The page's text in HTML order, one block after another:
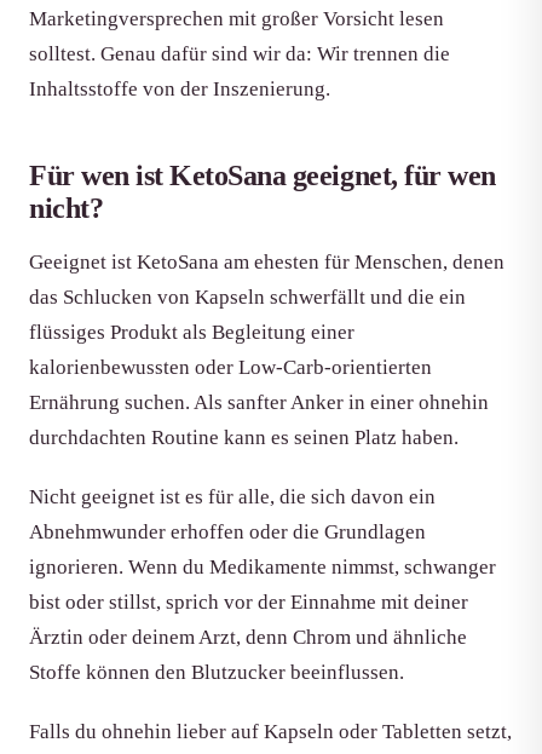
Marketingversprechen mit großer Vorsicht lesen
solltest. Genau dafür sind wir da: Wir trennen die
Inhaltsstoffe von der Inszenierung.
Für wen ist KetoSana geeignet, für wen
nicht?
Geeignet ist KetoSana am ehesten für Menschen, denen
das Schlucken von Kapseln schwerfällt und die ein
flüssiges Produkt als Begleitung einer
kalorienbewussten oder Low-Carb-orientierten
Ernährung suchen. Als sanfter Anker in einer ohnehin
durchdachten Routine kann es seinen Platz haben.
Nicht geeignet ist es für alle, die sich davon ein
Abnehmwunder erhoffen oder die Grundlagen
ignorieren. Wenn du Medikamente nimmst, schwanger
bist oder stillst, sprich vor der Einnahme mit deiner
Ärztin oder deinem Arzt, denn Chrom und ähnliche
Stoffe können den Blutzucker beeinflussen.
Falls du ohnehin lieber auf Kapseln oder Tabletten setzt,